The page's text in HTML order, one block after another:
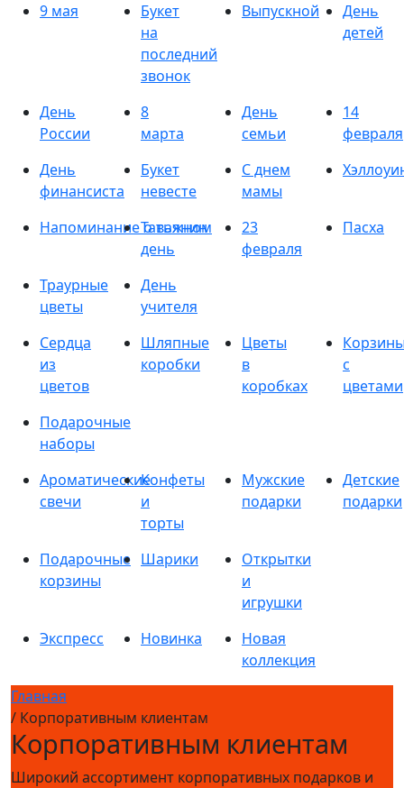
9 мая
Букет
на
последний
звонок
Выпускной
День
детей
День
России
8
марта
День
семьи
14
февраля
День
финансиста
Букет
невесте
С днем
мамы
Напоминание о важном
Татьянин
день
23
февраля
Пасха
Траурные
цветы
День
учителя
Сердца
из
цветов
Шляпные
коробки
Цветы
в
коробках
с
цветами
Подарочные
наборы
Ароматические
свечи
Конфеты
и
торты
Мужские
подарки
Детские
подарки
Подарочные
корзины
Шарики
Открытки
и
игрушки
Экспресс
Новинка
Новая
коллекция
Главная
/ Корпоративным клиентам
Корпоративным клиентам
Широкий ассортимент корпоративных подарков и